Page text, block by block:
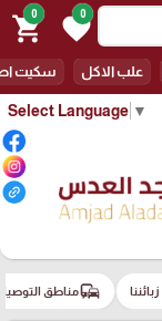
Select Language ▼
0
favorite
0
shopping_cart
علب الاكل سكيت
زبائننا commuteمناطق